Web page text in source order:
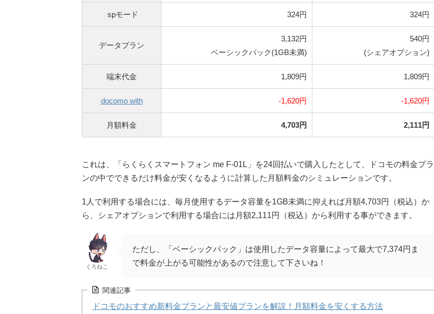
spモード 324円 324円
データプラン
3,132円
ベーシックパック(1GB未満)
540円
(シェアオプション)
端末代金 1,809円 1,809円
docomo with -1,620円 -1,620円
月額料金 4,703円 2,111円
これは、「らくらくスマートフォン me F-01L」を24回払いで購入したとして、ドコモの料金プラ
ンの中でできるだけ料金が安くなるように計算した月額料金のシミュレーションです。
1人で利用する場合には、毎月使用するデータ容量を1GB未満に抑えれば月額4,703円（税込）か
ら、シェアオプションで利用する場合には月額2,111円（税込）から利用する事ができます。
くろねこ
ただし、「ベーシックパック」は使用したデータ容量によって最大で7,374円ま
で料金が上がる可能性があるので注意して下さいね！
関連記事
ドコモのおすすめ新料金プランと最安値プランを解説！月額料金を安くする方法